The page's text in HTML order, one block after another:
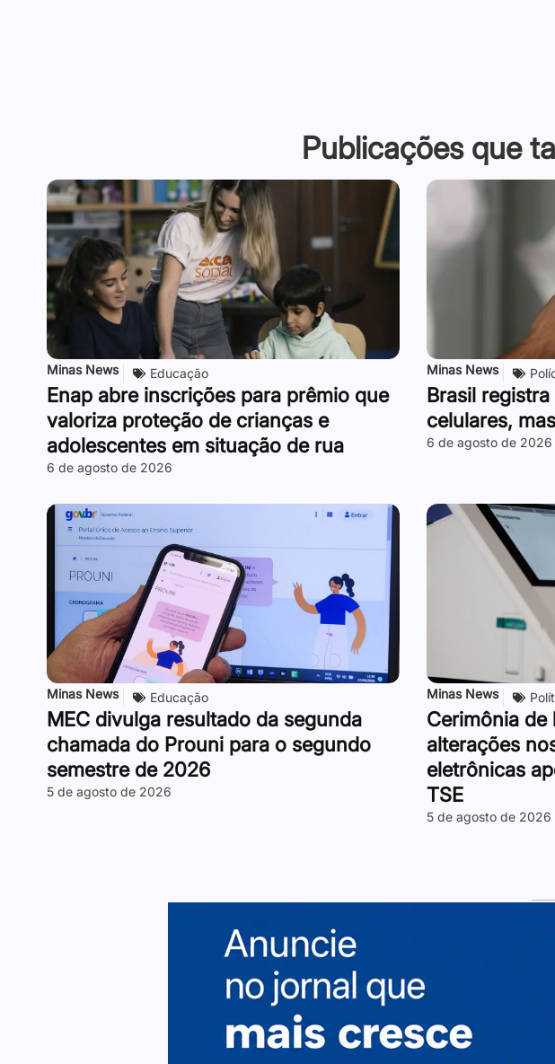
Publicações que
Minas News Educação
Enap abre inscrições para prêmio que
valoriza proteção de crianças e
adolescentes em situação de rua
6 de agosto de 2026
Minas News
Brasil
celulares,
6 de agosto de 2026
Minas News Educação
MEC divulga resultado da segunda
chamada do Prouni para o segundo
semestre de 2026
5 de agosto de 2026
Minas News
Cerimônia de
alterações
eletrônicas
TSE
5 de agosto de 2026